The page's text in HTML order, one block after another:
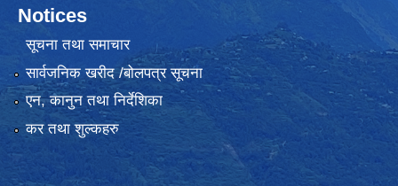
Notices
सूचना तथा समाचार
सार्वजनिक खरीद /बोलपत्र सूचना
एन, कानुन तथा निर्देशिका
कर तथा शुल्कहरु